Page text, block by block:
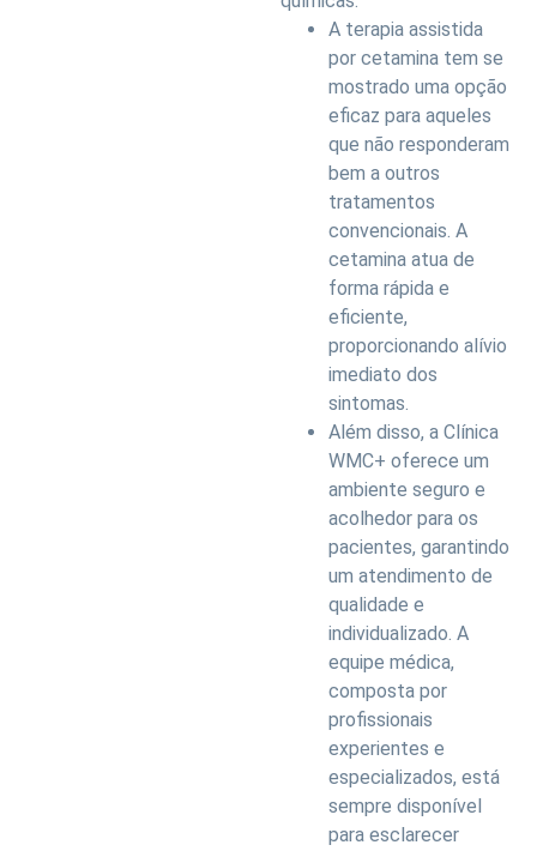
A terapia assistida
por cetamina tem se
mostrado uma opção
eficaz para aqueles
que não responderam
bem a outros
tratamentos
convencionais. A
cetamina atua de
forma rápida e
eficiente,
proporcionando alívio
imediato dos
sintomas.
Além disso, a Clínica
WMC+ oferece um
ambiente seguro e
acolhedor para os
pacientes, garantindo
um atendimento de
qualidade e
individualizado. A
equipe médica,
composta por
profissionais
experientes e
especializados, está
sempre disponível
para esclarecer